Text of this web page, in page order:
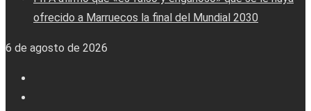
ofrecido a Marruecos la final del Mundial 2030
6 de agosto de 2026